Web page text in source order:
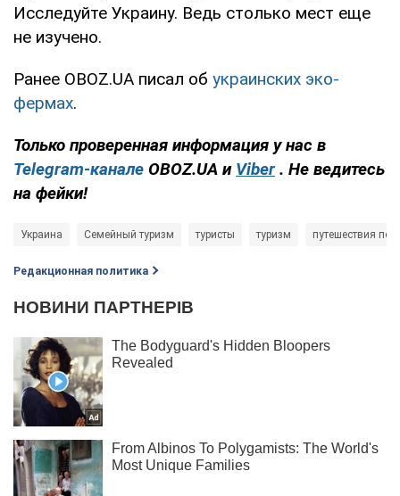
Исследуйте Украину. Ведь столько мест еще
не изучено.
Ранее OBOZ.UA писал об украинских эко-
фермах.
Только проверенная информация у нас в
Telegram-канале OBOZ.UA и Viber . Не ведитесь
на фейки!
Украина Семейный туризм туристы туризм путешествия по
Редакционная политика